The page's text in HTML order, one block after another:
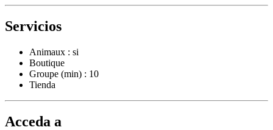
Servicios
Animaux : si
Boutique
Groupe (min) : 10
Tienda
Acceda a